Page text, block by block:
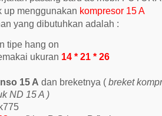
menggunakan kompresor 15 A
yang dibutuhkan adalah :
tipe hang on
ukuran 14 * 21 * 26
15 A dan breketnya ( breket
ND 15 A )